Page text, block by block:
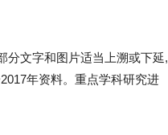
分文字和图片适当上溯或下延,
年资料。重点学科研究进